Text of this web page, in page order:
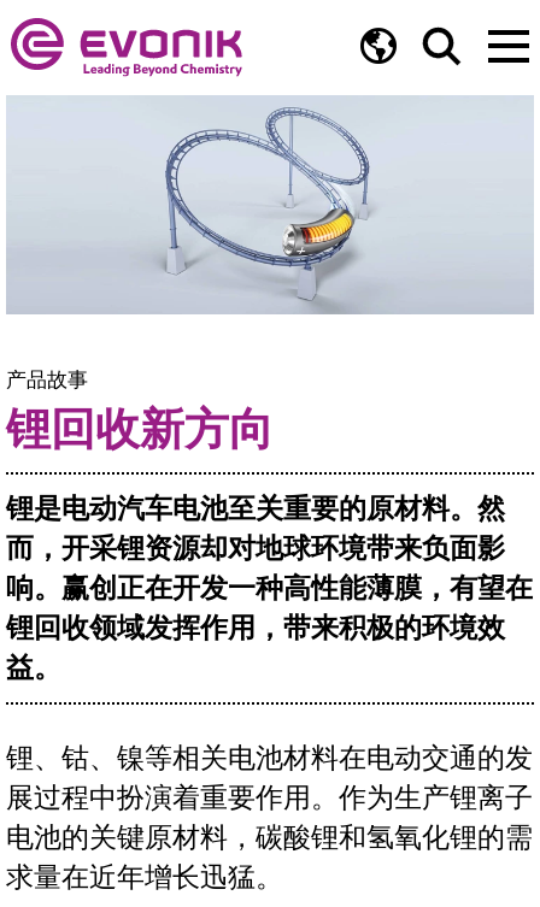
产品故事
锂回收新方向
锂是电动汽车电池至关重要的原材料。然
而，开采锂资源却对地球环境带来负面影
响。赢创正在开发一种高性能薄膜，有望在
锂回收领域发挥作用，带来积极的环境效
益。
锂、钴、镍等相关电池材料在电动交通的发
展过程中扮演着重要作用。作为生产锂离子
电池的关键原材料，碳酸锂和氢氧化锂的需
求量在近年增长迅猛。